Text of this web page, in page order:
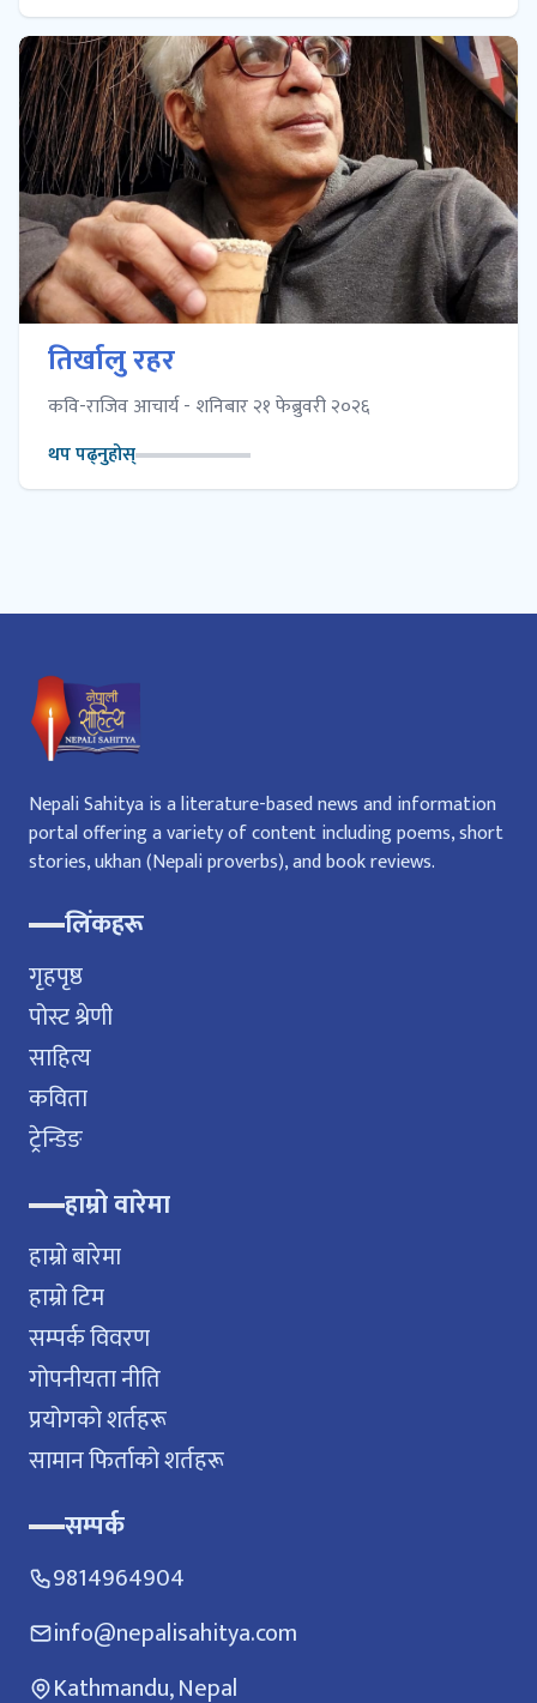
तिर्खालु रहर
कवि-राजिव आचार्य - शनिबार २१ फेब्रुवरी २०२६
थप पढ्नुहोस्
Nepali Sahitya is a literature-based news and information
portal offering a variety of content including poems, short
stories, ukhan (Nepali proverbs), and book reviews.
लिंकहरू
गृहपृष्ठ
पोस्ट श्रेणी
साहित्य
कविता
ट्रेन्डिङ
हाम्रो वारेमा
हाम्रो बारेमा
हाम्रो टिम
सम्पर्क विवरण
गोपनीयता नीति
प्रयोगको शर्तहरू
सामान फिर्ताको शर्तहरू
सम्पर्क
9814964904
info@nepalisahitya.com
Kathmandu, Nepal